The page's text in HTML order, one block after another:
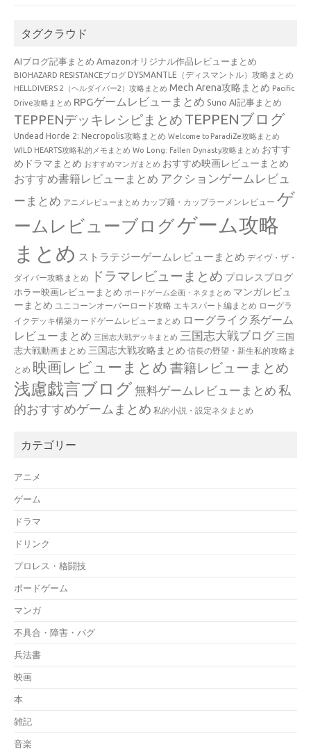
タグクラウド
AIブログ記事まとめ Amazonオリジナル作品レビューまとめ
BIOHAZARD RESISTANCEブログ DYSMANTLE（ディスマントル）攻略まとめ
HELLDIVERS 2（ヘルダイバー2）攻略まとめ Mech Arena攻略まとめ Pacific
Drive攻略まとめ RPGゲームレビューまとめ Suno AI記事まとめ
TEPPENデッキレシピまとめ TEPPENブログ
Undead Horde 2: Necropolis攻略まとめ Welcome to ParadiZe攻略まとめ
WILD HEARTS攻略私的メモまとめ Wo Long: Fallen Dynasty攻略まとめ おすす
めドラマまとめ おすすめマンガまとめ おすすめ映画レビューまとめ
おすすめ書籍レビューまとめ アクションゲームレビュ
ーまとめ アニメレビューまとめ カップ麺・カップラーメンレビュー ゲ
ームレビューブログゲーム攻略
まとめ ストラテジーゲームレビューまとめ デイヴ・ザ・
ダイバー攻略まとめ ドラマレビューまとめ プロレスブログ
ホラー映画レビューまとめ ボードゲーム企画・ネタまとめ マンガレビュ
ーまとめ ユニコーンオーバーロード攻略 エキスパート編まとめ ローグラ
イクデッキ構築カードゲームレビューまとめ ローグライク系ゲーム
レビューまとめ 三国志大戦デッキまとめ 三国志大戦ブログ 三国
志大戦動画まとめ 三国志大戦攻略まとめ 信長の野望・新生私的攻略ま
とめ 映画レビューまとめ 書籍レビューまとめ
浅慮戯言ブログ無料ゲームレビューまとめ 私
的おすすめゲームまとめ 私的小説・設定ネタまとめ
カテゴリー
アニメ
ゲーム
ドラマ
ドリンク
プロレス・格闘技
ボードゲーム
マンガ
不具合・障害・バグ
兵法書
映画
本
雑記
音楽